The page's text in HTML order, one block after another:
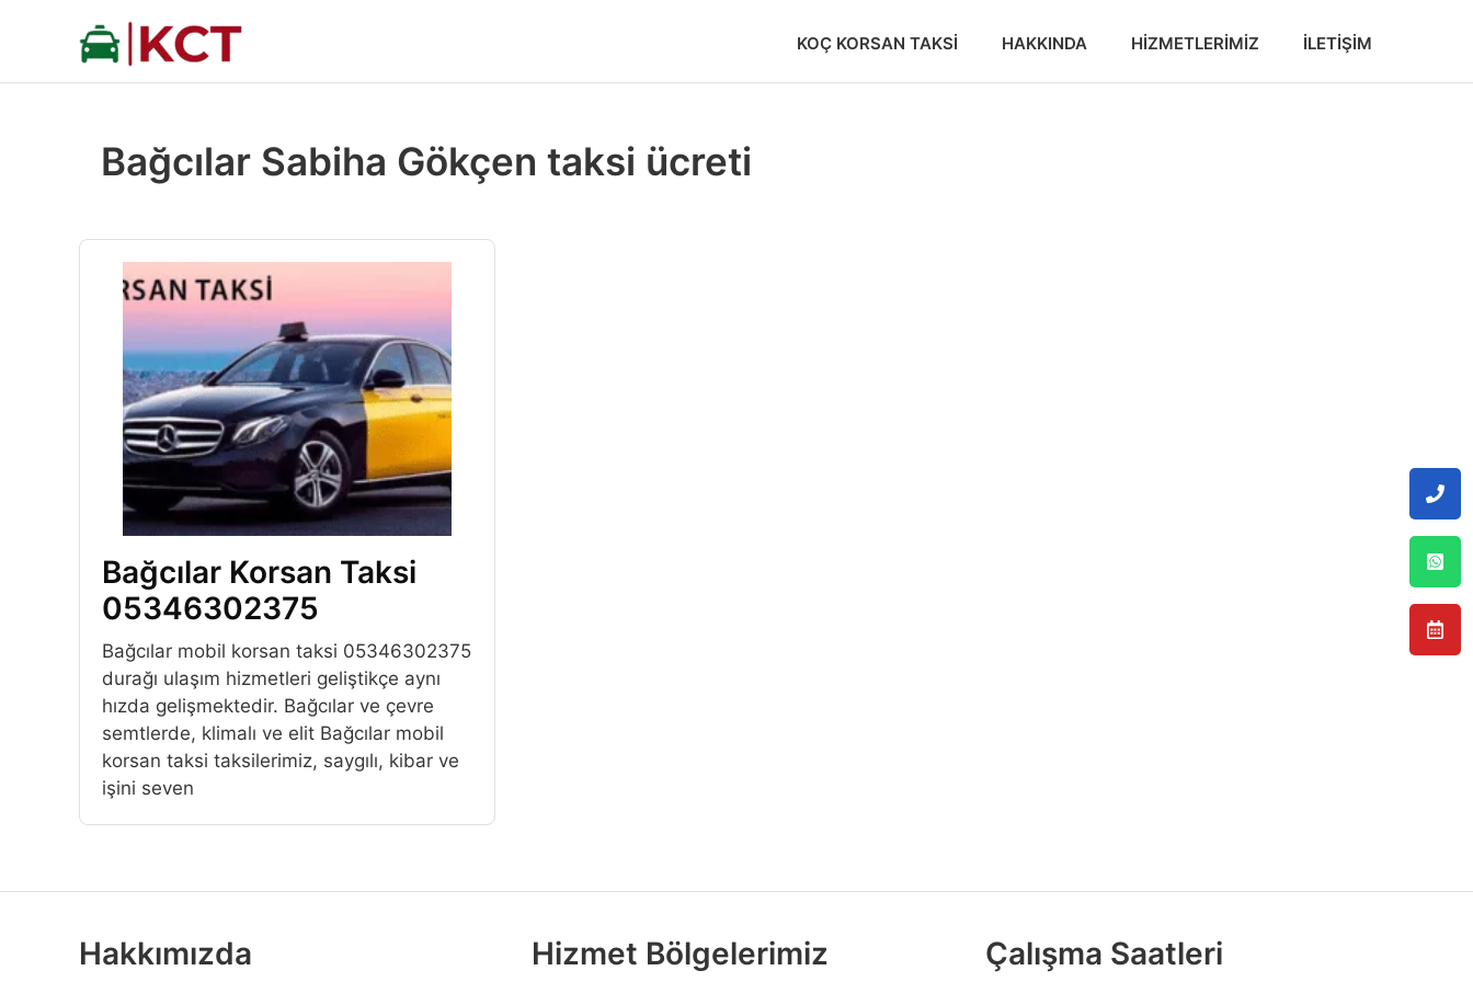
KOÇ KORSAN TAKSI HAKKINDA HIZMETLERIMIZ İLETIŞIM
Bağcılar Sabiha Gökçen taksi ücreti
Bağcılar Korsan Taksi
05346302375
Bağcılar mobil korsan taksi 05346302375
durağı ulaşım hizmetleri geliştikçe aynı
hızda gelişmektedir. Bağcılar ve çevre
semtlerde, klimalı ve elit Bağcılar mobil
korsan taksi taksilerimiz, saygılı, kibar ve
işini seven
Hakkımızda Hizmet Bölgelerimiz Çalışma Saatleri